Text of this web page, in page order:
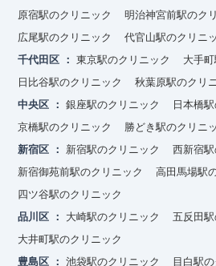
原宿駅のクリニック
明治神宮前駅のク
広尾駅のクリニック
代官山駅のクリニ
千代田区
東京駅のクリニック
大手
日比谷駅のクリニック
秋葉原駅のクリ
中央区
銀座駅のクリニック
日本橋
京橋駅のクリニック
勝どき駅のクリニ
新宿区
新宿駅のクリニック
西新宿
新宿御苑前駅のクリニック
高田馬場駅
四ツ谷駅のクリニック
品川区
大崎駅のクリニック
五反田
大井町駅のクリニック
豊島区
池袋駅のクリニック
目白駅